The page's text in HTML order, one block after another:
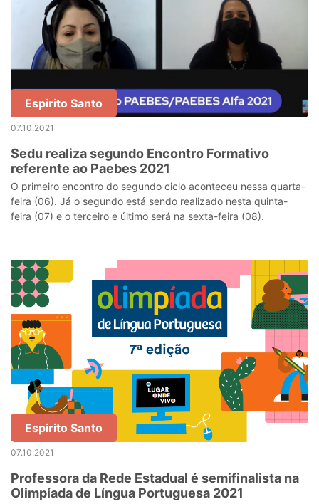
Espirito Santo
07.10.2021
Sedu realiza segundo Encontro Formativo
referente ao Paebes 2021
O primeiro encontro do segundo ciclo aconteceu nessa quarta-
feira (06). Já o segundo está sendo realizado nesta quinta-
feira (07) e o terceiro e último será na sexta-feira (08).
Espirito Santo
07.10.2021
Professora da Rede Estadual é semifinalista na
Olimpíada de Língua Portuguesa 2021